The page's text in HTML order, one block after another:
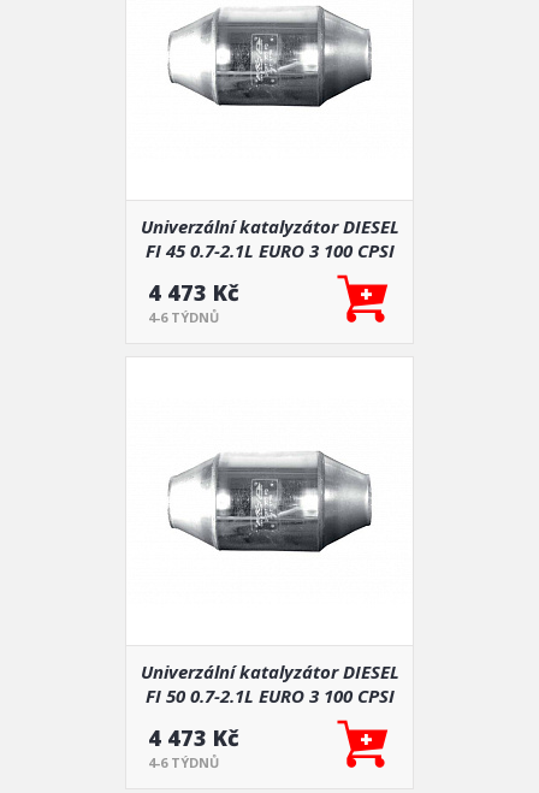
Univerzální katalyzátor DIESEL
FI 45 0.7-2.1L EURO 3 100 CPSI
4 473 Kč
4-6 TÝDNŮ
Univerzální katalyzátor DIESEL
FI 50 0.7-2.1L EURO 3 100 CPSI
4 473 Kč
4-6 TÝDNŮ